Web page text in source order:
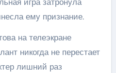
ему признание.
на телеэкране
никогда не перестает
лишний раз